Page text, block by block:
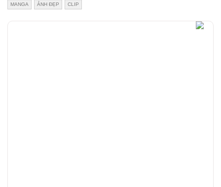
MANGA ẢNH ĐẸP CLIP